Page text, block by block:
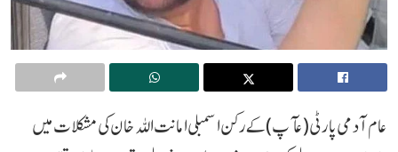
عام آدمی پارٹی (عآپ) کے رکن اسمبلی امانت اللہ خان کی مشکلات میں